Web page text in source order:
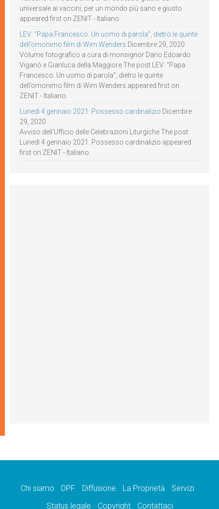
universale ai vaccini, per un mondo più sano e giusto
appeared first on ZENIT - Italiano.
LEV: “Papa Francesco. Un uomo di parola”, dietro le quinte
dell’omonimo film di Wim Wenders Dicembre 29, 2020
Volume fotografico a cura di monsignor Dario Edoardo
Viganò e Gianluca della Maggiore The post LEV: “Papa
Francesco. Un uomo di parola”, dietro le quinte
dell’omonimo film di Wim Wenders appeared first on
ZENIT - Italiano.
Lunedì 4 gennaio 2021: Possesso cardinalizio Dicembre
29, 2020
Avviso dell’Ufficio delle Celebrazioni Liturgiche The post
Lunedì 4 gennaio 2021: Possesso cardinalizio appeared
first on ZENIT - Italiano.
Chi siamo DPF Diffusione La Proprietà
Servizi
Status legale
Copyright Contattaci